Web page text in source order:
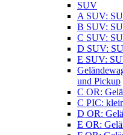
SUV
A SUV:
B SUV:
C SUV:
D SUV:
E SUV:
und Pickup
C OR:
C PIC:
D OR:
E OR: